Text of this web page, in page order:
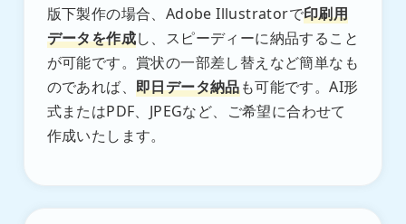
版下製作の場合、Adobe Illustratorで印刷用
データを作成し、スピーディーに納品すること
が可能です。賞状の一部差し替えなど簡単なも
のであれば、 即日データ納品も可能です。AI形
式またはPDF、JPEGなど、ご希望に合わせて
作成いたします。